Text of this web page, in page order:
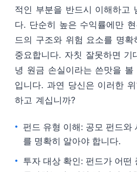
적인 부분을 반드시 이해하고
다. 단순히 높은 수익률에만
드의 구조와 위험 요소를 명확
중요합니다. 자칫 잘못하면 기
녕 원금 손실이라는 쓴맛을
입니다. 과연 당신은 이러한
하고 계십니까?
펀드 유형 이해: 공모 펀드와
를 명확히 알아야 합니다.
투자 대상 확인: 펀드가 어떤